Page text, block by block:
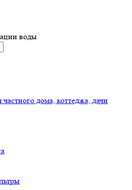
воды
дома, коттеджа, дачи